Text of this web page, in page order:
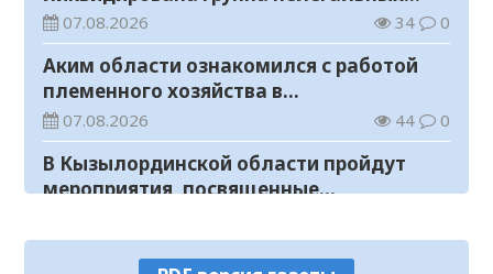
добытчиков золота
07.08.2026 34 0
Аким области ознакомился с работой
племенного хозяйства в
Жанакорганском районе
07.08.2026 44 0
В Кызылординской области пройдут
мероприятия, посвященные
В Жанакорганском районе открылась